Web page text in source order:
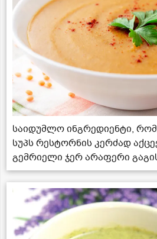
საიდუმლო ინგრედიენტი,
სუპს რესტორნის კერძად
გემრიელი ჯერ არაფერი